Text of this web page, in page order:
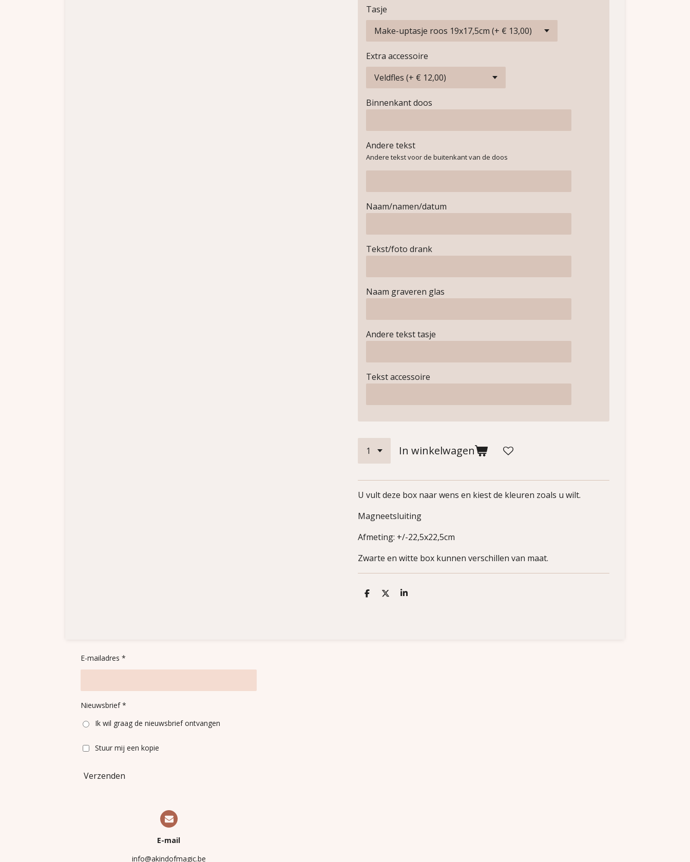
Tasje
Extra accessoire
Binnenkant doos
Andere tekst
Andere tekst voor de buitenkant van de doos
Naam/namen/datum
Tekst/foto drank
Naam graveren glas
Andere tekst tasje
Tekst accessoire
In winkelwagen
U vult deze box naar wens en kiest de kleuren zoals u wilt.
Magneetsluiting
Afmeting: +/-22,5x22,5cm
Zwarte en witte box kunnen verschillen van maat.
D
D
S
E-mailadres *
Nieuwsbrief *
Ik wil graag de nieuwsbrief ontvangen
Stuur mij een kopie
Verzenden
E-mail
info@akindofmagic.be